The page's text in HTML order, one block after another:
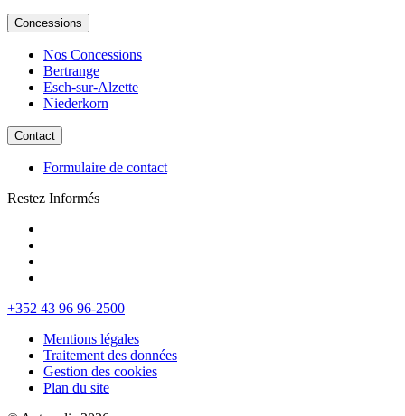
Concessions
Nos Concessions
Bertrange
Esch-sur-Alzette
Niederkorn
Contact
Formulaire de contact
Restez Informés
+352 43 96 96-2500
Mentions légales
Traitement des données
Gestion des cookies
Plan du site